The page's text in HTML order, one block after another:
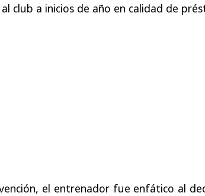
club a inicios de año en calidad de
el entrenador fue enfático al